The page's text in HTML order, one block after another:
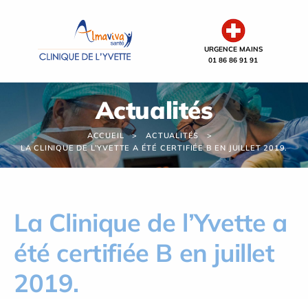
URGENCE MAINS
01 86 86 91 91
Actualités
ACCUEIL
ACTUALITÉS
LA CLINIQUE DE L’YVETTE A ÉTÉ CERTIFIÉE B EN JUILLET 2019.
La Clinique de l’Yvette a
été certifiée B en juillet
2019.